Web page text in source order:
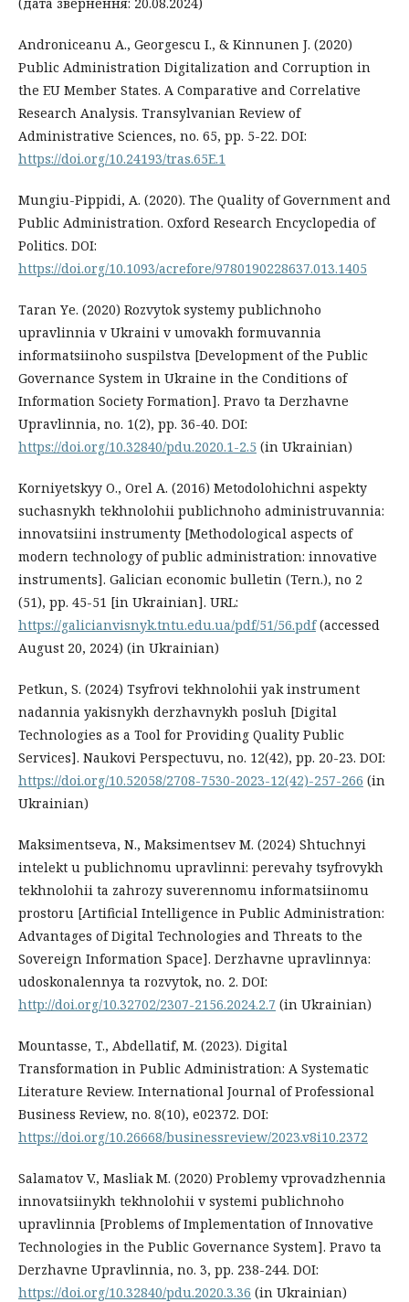
Androniceanu A., Georgescu I., & Kinnunen J. (2020)
Public Administration Digitalization and Corruption in
the EU Member States. A Comparative and Correlative
Research Analysis. Transylvanian Review of
Administrative Sciences, no. 65, pp. 5-22. DOI:
https://doi.org/10.24193/tras.65E.1
Mungiu-Pippidi, A. (2020). The Quality of Government and
Public Administration. Oxford Research Encyclopedia of
Politics. DOI:
https://doi.org/10.1093/acrefore/9780190228637.013.1405
Taran Yе. (2020) Rozvytok systemy publichnoho
upravlinnia v Ukraini v umovakh formuvannia
informatsiinoho suspilstva [Development of the Public
Governance System in Ukraine in the Conditions of
Information Society Formation]. Pravo ta Derzhavne
Upravlinnia, no. 1(2), pp. 36-40. DOI:
https://doi.org/10.32840/pdu.2020.1-2.5 (in Ukrainian)
Korniyetskyy O., Orel A. (2016) Metodolohichni aspekty
suchasnykh tekhnolohii publichnoho administruvannia:
innovatsiini instrumenty [Methodological aspects of
modern technology of public administration: innovative
instruments]. Galician economic bulletin (Tern.), no 2
(51), pp. 45-51 [in Ukrainian]. URL:
https://galicianvisnyk.tntu.edu.ua/pdf/51/56.pdf(accessed
August 20, 2024) (in Ukrainian)
Petkun, S. (2024) Tsyfrovi tekhnolohii yak instrument
nadannia yakisnykh derzhavnykh posluh [Digital
Technologies as a Tool for Providing Quality Public
Services]. Naukovi Perspectuvu, no. 12(42), pp. 20-23. DOI:
https://doi.org/10.52058/2708-7530-2023-12(42)-257-266 (in
Ukrainian)
Maksimentseva, N., Maksimentsev M. (2024) Shtuchnyi
intelekt u publichnomu upravlinni: perevahy tsyfrovykh
tekhnolohii ta zahrozy suverennomu informatsiinomu
prostoru [Artificial Intelligence in Public Administration:
Advantages of Digital Technologies and Threats to the
Sovereign Information Space]. Derzhavne upravlinnya:
udoskonalennya ta rozvytok, no. 2. DOI:
http://doi.org/10.32702/2307-2156.2024.2.7 (in Ukrainian)
Mountasse, T., Abdellatif, M. (2023). Digital
Transformation in Public Administration: A Systematic
Literature Review. International Journal of Professional
Business Review, no. 8(10), e02372. DOI:
https://doi.org/10.26668/businessreview/2023.v8i10.2372
Salamatov V., Masliak M. (2020) Problemy vprovadzhennia
innovatsiinykh tekhnolohii v systemi publichnoho
upravlinnia [Problems of Implementation of Innovative
Technologies in the Public Governance System]. Pravo ta
Derzhavne Upravlinnia, no. 3, pp. 238-244. DOI:
https://doi.org/10.32840/pdu.2020.3.36 (in Ukrainian)